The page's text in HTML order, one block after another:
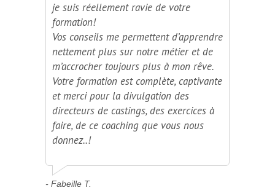
je suis réellement ravie de votre
formation!
Vos conseils me permettent d’apprendre
nettement plus sur notre métier et de
m’accrocher toujours plus à mon rêve.
Votre formation est complète, captivante
et merci pour la divulgation des
directeurs de castings, des exercices à
faire, de ce coaching que vous nous
donnez..!
- Fabeille T.